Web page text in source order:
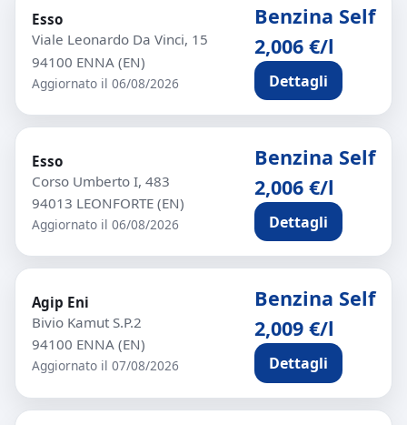
Esso
Viale Leonardo Da Vinci, 15
94100 ENNA (EN)
Aggiornato il 06/08/2026
Benzina Self
2,006 €/l
Dettagli
Esso
Corso Umberto I, 483
94013 LEONFORTE (EN)
Aggiornato il 06/08/2026
Benzina Self
2,006 €/l
Dettagli
Agip Eni
Bivio Kamut S.P.2
94100 ENNA (EN)
Aggiornato il 07/08/2026
Benzina Self
2,009 €/l
Dettagli